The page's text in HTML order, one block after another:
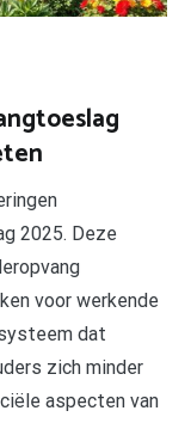
2025. Deze
voor werkende
dat
zich minder
aspecten van